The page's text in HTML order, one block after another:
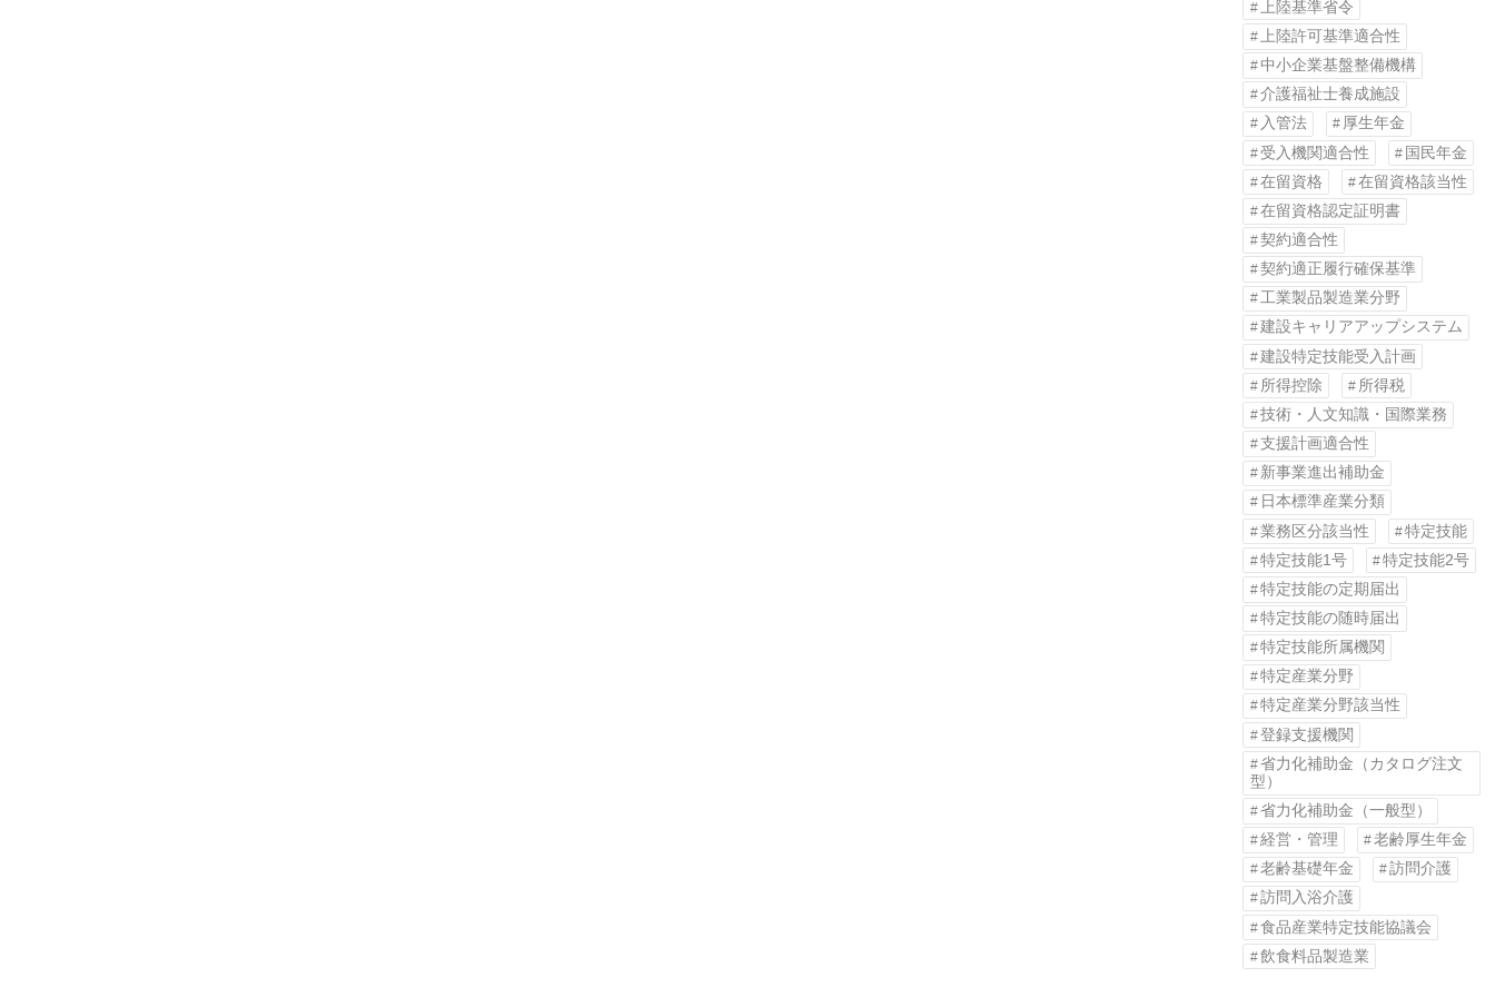
上陸基準省令
上陸許可基準適合性
中小企業基盤整備機構
介護福祉士養成施設
入管法
厚生年金
受入機関適合性
国民年金
在留資格
在留資格該当性
在留資格認定証明書
契約適合性
契約適正履行確保基準
工業製品製造業分野
建設キャリアアップシステム
建設特定技能受入計画
所得控除
所得税
技術・人文知識・国際業務
支援計画適合性
新事業進出補助金
日本標準産業分類
業務区分該当性
特定技能
特定技能1号
特定技能2号
特定技能の定期届出
特定技能の随時届出
特定技能所属機関
特定産業分野
特定産業分野該当性
登録支援機関
省力化補助金（カタログ注文
型）
省力化補助金（一般型）
経営・管理
老齢厚生年金
老齢基礎年金
訪問介護
訪問入浴介護
食品産業特定技能協議会
飲食料品製造業